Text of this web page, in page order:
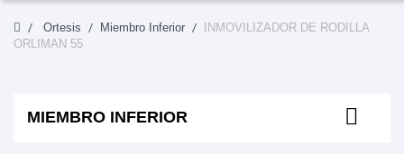
Ortesis Miembro Inferior
INMOVILIZADOR DE RODILLA
ORLIMAN 55
MIEMBRO INFERIOR